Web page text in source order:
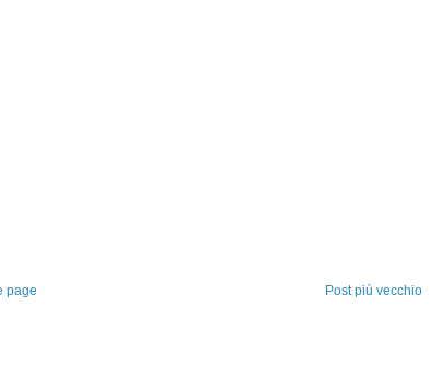
Post più vecchio
page